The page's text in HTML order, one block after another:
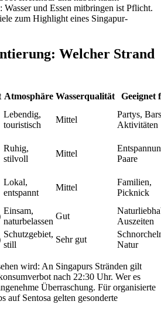
Wasser und Essen mitbringen ist Pflicht.
zum Highlight eines Singapur-
Welcher Strand
Atmosphäre Wasserqualität
Geeignet
Lebendig,
touristisch
Mittel
Partys,
Aktivitäten
Ruhig,
stilvoll
Mittel
Paare
Lokal,
entspannt
Mittel
Familien,
Picknick
Einsam,
naturbelassen
Gut
Auszeiten
Schutzgebiet,
still
Sehr gut
Natur
wird: An Singapurs Stränden gilt
nach 22:30 Uhr. Wer es
Überraschung. Für organisierte
auf Sentosa gelten gesonderte